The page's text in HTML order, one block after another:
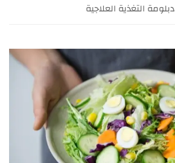
دبلومة التغذية العلاجية